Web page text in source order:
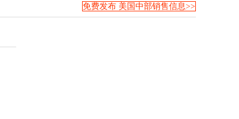
免费发布 美国中部销售信息>>